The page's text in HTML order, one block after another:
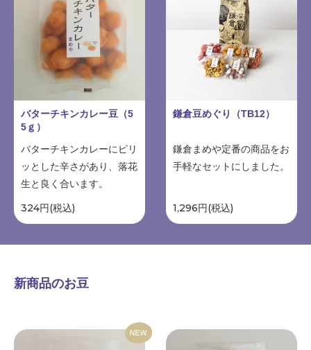
バターチキンカレー豆（5
5ｇ）
バターチキンカレーにピリ
ッとした辛さがあり、落花
生と良く合います。
324円(税込)
鎌倉豆めぐり（TB12）
鎌倉まめや定番の商品をお
手軽なセットにしました。
1,296円(税込)
新商品のお豆